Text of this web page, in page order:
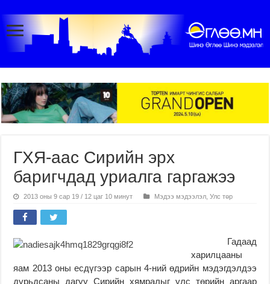
ГХЯ-аас Сирийн эрх
баригчдад уриалга гаргажээ
2013 оны 9 сар 19 / 12 цаг 10 минут Мэдээ мэдээлэл ,Улс төр
Гадаад
харилцааны
яам 2013 оны есдүгээр сарын 4-ний өдрийн мэдэгдэлдээ
дурьдсаны дагуу Сирийн хямралыг улс төрийн аргаар